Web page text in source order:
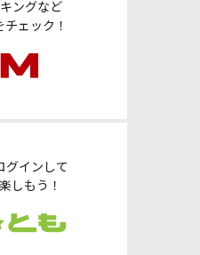
ングなど
ェック！
グインして
しもう！